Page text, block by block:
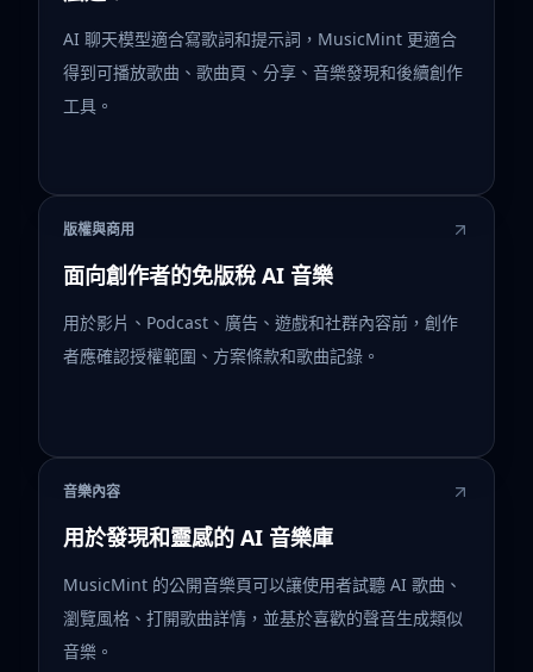
AI 聊天模型適合寫歌詞和提示詞，MusicMint 更適合
得到可播放歌曲、歌曲頁、分享、音樂發現和後續創作
工具。
版權與商用
面向創作者的免版稅 AI 音樂
用於影片、Podcast、廣告、遊戲和社群內容前，創作
者應確認授權範圍、方案條款和歌曲記錄。
音樂內容
用於發現和靈感的 AI 音樂庫
MusicMint 的公開音樂頁可以讓使用者試聽 AI 歌曲、
瀏覽風格、打開歌曲詳情，並基於喜歡的聲音生成類似
音樂。